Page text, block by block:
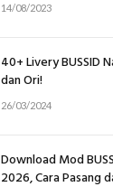
14/08/2023
40+ Livery BUSSID
dan Ori!
26/03/2024
Download Mod
2026, Cara Pasang